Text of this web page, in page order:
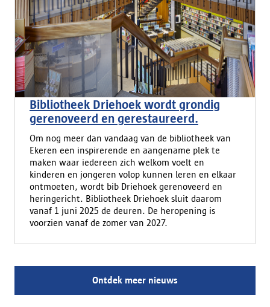
Bibliotheek Driehoek wordt grondig
gerenoveerd en gerestaureerd.
Om nog meer dan vandaag van de bibliotheek van
Ekeren een inspirerende en aangename plek te
maken waar iedereen zich welkom voelt en
kinderen en jongeren volop kunnen leren en elkaar
ontmoeten, wordt bib Driehoek gerenoveerd en
heringericht. Bibliotheek Driehoek sluit daarom
vanaf 1 juni 2025 de deuren. De heropening is
voorzien vanaf de zomer van 2027.
Ontdek meer nieuws